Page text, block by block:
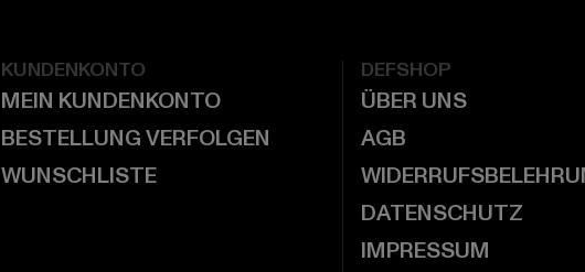
KUNDENKONTO
MEIN KUNDENKONTO
BESTELLUNG VERFOLGEN
WUNSCHLISTE
DEFSHOP
ÜBER UNS
AGB
DATENSCHUTZ
IMPRESSUM